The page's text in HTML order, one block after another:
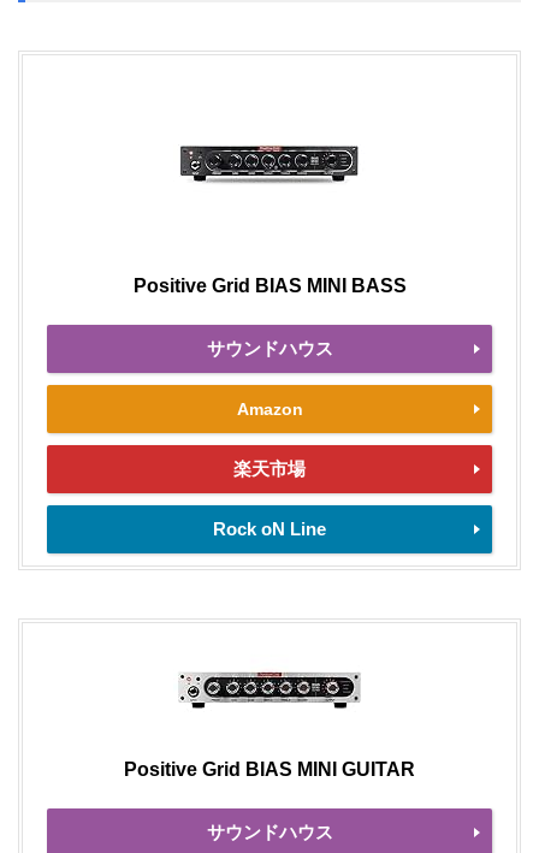
Positive Grid BIAS MINI BASS
サウンドハウス
Amazon
楽天市場
Rock oN Line
Positive Grid BIAS MINI GUITAR
サウンドハウス